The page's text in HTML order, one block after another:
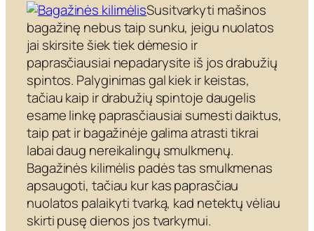
Susitvarkyti mašinos
bagažinę nebus taip sunku, jeigu nuolatos
jai skirsite šiek tiek dėmesio ir
paprasčiausiai nepadarysite iš jos drabužių
spintos. Palyginimas gal kiek ir keistas,
tačiau kaip ir drabužių spintoje daugelis
esame linkę paprasčiausiai sumesti daiktus,
taip pat ir bagažinėje galima atrasti tikrai
labai daug nereikalingų smulkmenų.
Bagažinės kilimėlis padės tas smulkmenas
apsaugoti, tačiau kur kas paprasčiau
nuolatos palaikyti tvarką, kad netektų vėliau
skirti pusę dienos jos tvarkymui.